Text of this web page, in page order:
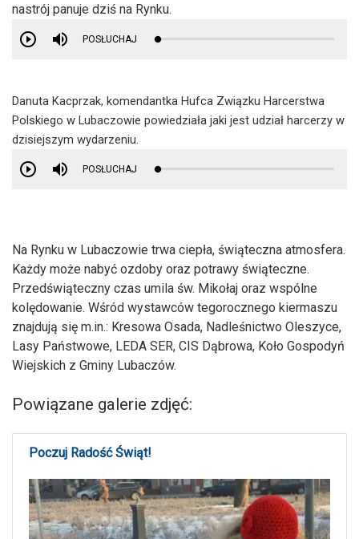
nastrój panuje dziś na Rynku.
POSŁUCHAJ
Danuta Kacprzak, komendantka Hufca Związku Harcerstwa
Polskiego w Lubaczowie powiedziała jaki jest udział harcerzy w
dzisiejszym wydarzeniu.
POSŁUCHAJ
Na Rynku w Lubaczowie trwa ciepła, świąteczna atmosfera.
Każdy może nabyć ozdoby oraz potrawy świąteczne.
Przedświąteczny czas umila św. Mikołaj oraz wspólne
kolędowanie. Wśród wystawców tegorocznego kiermaszu
znajdują się m.in.: Kresowa Osada, Nadleśnictwo Oleszyce,
Lasy Państwowe, LEDA SER, CIS Dąbrowa, Koło Gospodyń
Wiejskich z Gminy Lubaczów.
Powiązane galerie zdjęć:
Poczuj Radość Świąt!